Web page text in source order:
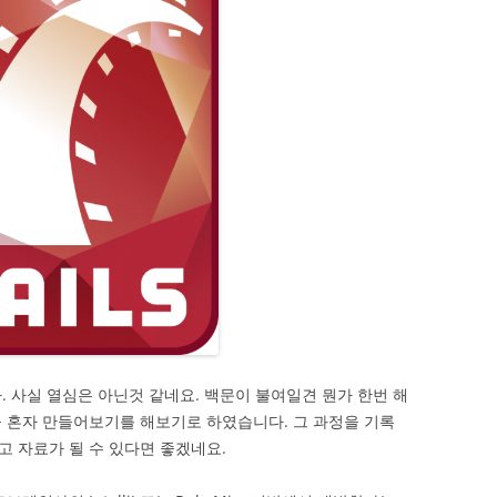
실 열심은 아닌것 같네요. 백문이 불여일견 뭔가 한번 해
자 만들어보기를 해보기로 하였습니다. 그 과정을 기록
자료가 될 수 있다면 좋겠네요.